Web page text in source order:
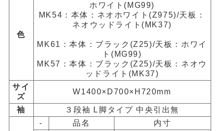
色
ホワイト(MG99)
MK54：本体：ネオホワイト(Z975)/天板：
ネオウッドライト(MK37)
MK61：本体：ブラック(Z25)/天板：ホワイ
ト(MG99)
MK57：本体：ブラック(Z25)/天板：ネオウ
ッドライト(MK37)
サイ
ズ
W1400×D700×H720mm
袖 ３段袖 L脚タイプ 中央引出無
- 品名
内寸